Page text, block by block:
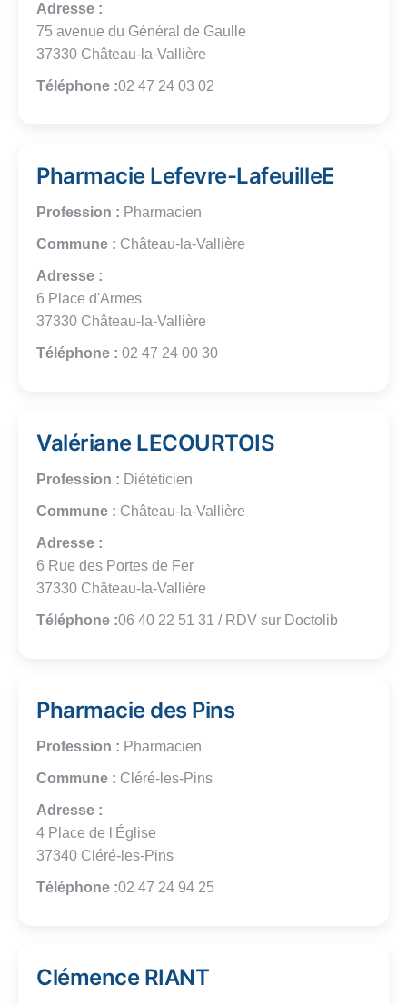
Adresse :
75 avenue du Général de Gaulle
37330 Château-la-Vallière
Téléphone :02 47 24 03 02
Pharmacie Lefevre-LafeuilleE
Profession : Pharmacien
Commune : Château-la-Vallière
Adresse :
6 Place d'Armes
37330 Château-la-Vallière
Téléphone : 02 47 24 00 30
Valériane LECOURTOIS
Profession : Diététicien
Commune : Château-la-Vallière
Adresse :
6 Rue des Portes de Fer
37330 Château-la-Vallière
Téléphone :06 40 22 51 31 / RDV sur Doctolib
Pharmacie des Pins
Profession : Pharmacien
Commune : Cléré-les-Pins
Adresse :
4 Place de l'Église
37340 Cléré-les-Pins
Téléphone :02 47 24 94 25
Clémence RIANT